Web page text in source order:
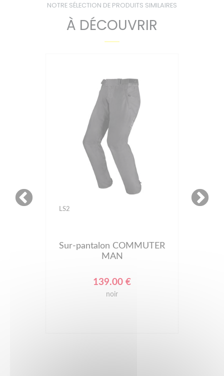
NOTRE SÉLECTION DE PRODUITS SIMILAIRES
À DÉCOUVRIR
LS2
Sur-pantalon COMMUTER
MAN
139.00 €
noir